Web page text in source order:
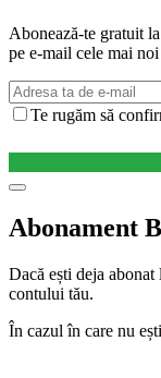
Abonează-te gratuit
pe e-mail cele mai
Te rugăm să
Abonament
Dacă ești deja
contului tău.
În cazul în care nu